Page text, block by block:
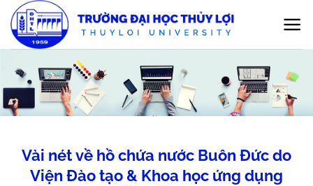
qua
nội
Vài nét về hồ chứa nước Buôn Đức do
Viện Đào tạo & Khoa học ứng dụng